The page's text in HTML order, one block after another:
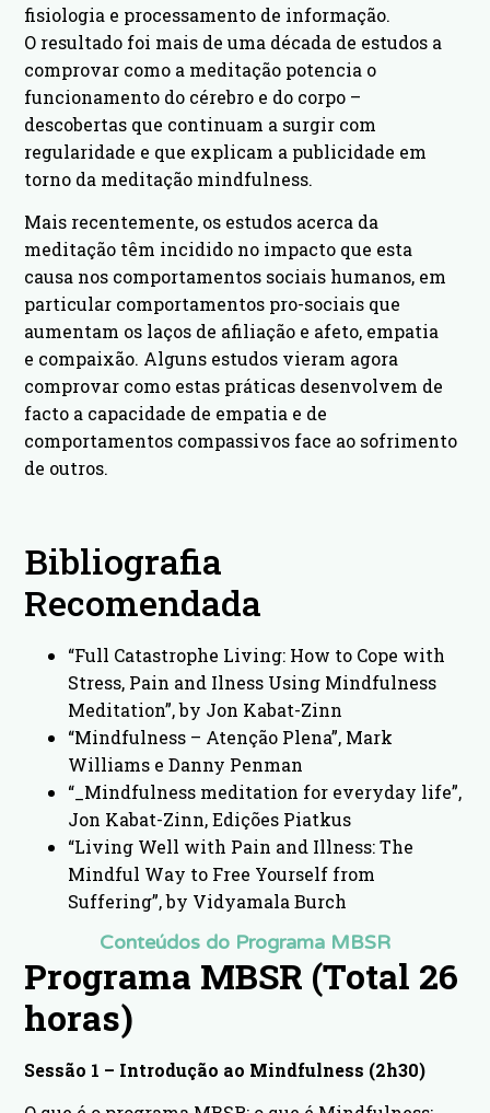
fisiologia e processamento de informação.
O resultado foi mais de uma década de estudos a
comprovar como a meditação potencia o
funcionamento do cérebro e do corpo –
descobertas que continuam a surgir com
regularidade e que explicam a publicidade em
torno da meditação mindfulness.
Mais recentemente, os estudos acerca da
meditação têm incidido no impacto que esta
causa nos comportamentos sociais humanos, em
particular comportamentos pro-sociais que
aumentam os laços de afiliação e afeto, empatia
e compaixão. Alguns estudos vieram agora
comprovar como estas práticas desenvolvem de
facto a capacidade de empatia e de
comportamentos compassivos face ao sofrimento
de outros.
Bibliografia
Recomendada
“Full Catastrophe Living: How to Cope with
Stress, Pain and Ilness Using Mindfulness
Meditation”, by Jon Kabat-Zinn
“Mindfulness – Atenção Plena”, Mark
Williams e Danny Penman
“_Mindfulness meditation for everyday life”,
Jon Kabat-Zinn, Edições Piatkus
“Living Well with Pain and Illness: The
Mindful Way to Free Yourself from
Suffering”, by Vidyamala Burch
Conteúdos do Programa MBSR
Programa MBSR (Total 26
horas)
Sessão 1 – Introdução ao Mindfulness (2h30)